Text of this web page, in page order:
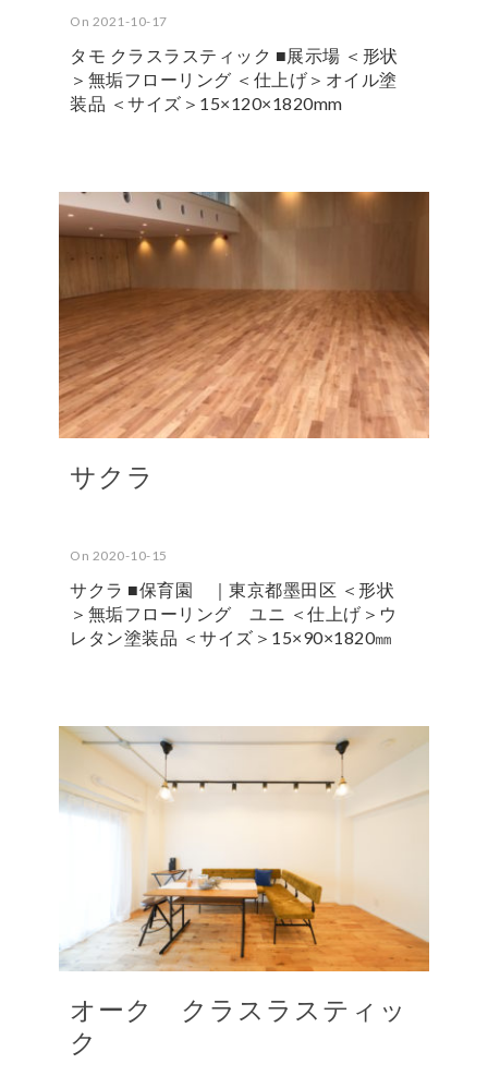
On 2021-10-17
タモ クラスラスティック ■展示場 ＜形状
＞無垢フローリング ＜仕上げ＞オイル塗
装品 ＜サイズ＞15×120×1820mm
サクラ
On 2020-10-15
サクラ ■保育園 ｜東京都墨田区 ＜形状
＞無垢フローリング ユニ ＜仕上げ＞ウ
レタン塗装品 ＜サイズ＞15×90×1820㎜
オーク クラスラスティッ
ク